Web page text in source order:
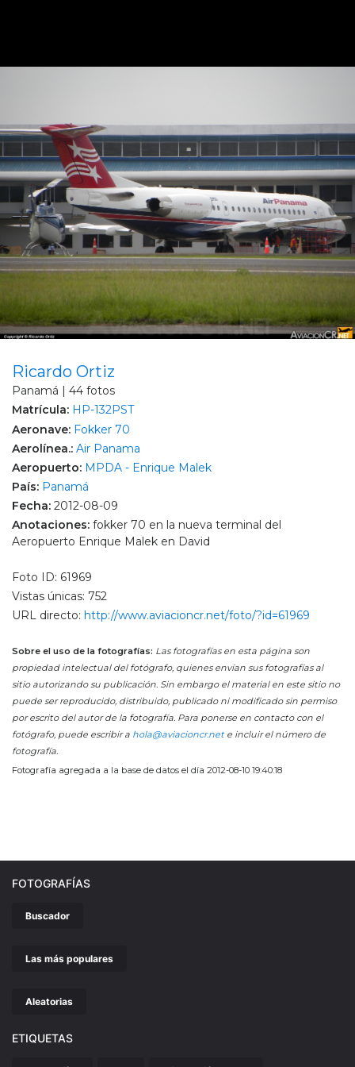
Ricardo Ortiz
Panamá | 44 fotos
Matrícula: HP-132PST
Aeronave: Fokker 70
Aerolínea.: Air Panama
Aeropuerto: MPDA - Enrique Malek
País: Panamá
Fecha: 2012-08-09
Anotaciones: fokker 70 en la nueva terminal del
Aeropuerto Enrique Malek en David
Foto ID: 61969
Vistas únicas: 752
URL directo: http://www.aviacioncr.net/foto/?id=61969
Sobre el uso de la fotografías: Las fotografías en esta página son
propiedad intelectual del fotógrafo, quienes envían sus fotografías al
sitio autorizando su publicación. Sin embargo el material en este sitio no
puede ser reproducido, distribuido, publicado ni modificado sin permiso
por escrito del autor de la fotografía. Para ponerse en contacto con el
fotógrafo, puede escribir a hola@aviacioncr.nete incluir el número de
fotografía.
Fotografía agregada a la base de datos el día 2012-08-10 19:40:18
FOTOGRAFÍAS
Buscador
Las más populares
Aleatorias
ETIQUETAS